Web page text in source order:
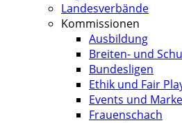
Landesverbände
Kommissionen
Ausbildung
Breiten- und
Bundesligen
Ethik und Fair
Events und
Frauenschach